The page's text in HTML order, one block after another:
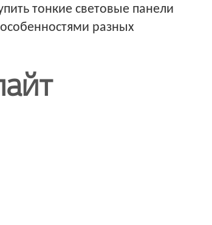
тонкие световые панели
разных